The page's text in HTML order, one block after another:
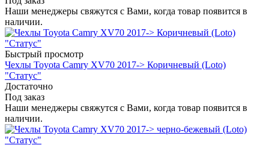
Наши менеджеры свяжутся с Вами, когда товар появится в
наличии.
Быстрый просмотр
Чехлы Toyota Camry XV70 2017-> Коричневый (Loto)
"Статус"
Достаточно
Под заказ
Наши менеджеры свяжутся с Вами, когда товар появится в
наличии.